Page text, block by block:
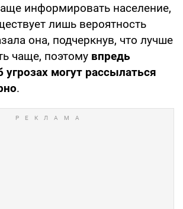
информировать население,
лишь вероятность
она, подчеркнув, что лучше
чаще, поэтому впредь
могут рассылаться
.